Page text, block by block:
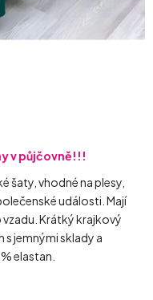
v půjčovně!!!
šaty, vhodné na plesy,
události. Mají
vzadu. Krátký krajkový
s jemnými sklady a
elastan.